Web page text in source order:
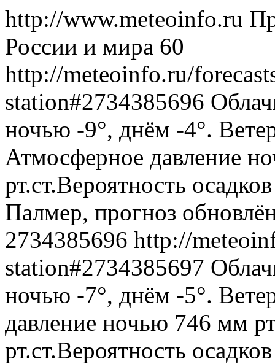
http://www.meteoinfo.ru
России и мира 60
http://meteoinfo.ru/
station#2734385696
ночью -9°, днём -4°.
Атмосферное давление
рт.ст.Вероятность
Палмер, прогноз
2734385696 http://
station#2734385697
ночью -7°, днём -5°.
давление ночью 746 мм
рт.ст.Вероятность